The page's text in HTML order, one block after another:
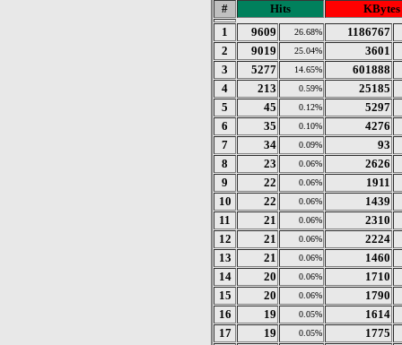
# Hits
KBytes
1
9609 26.68%
1186767
2
9019 25.04%
3601
3
5277 14.65%
601888
4
213 0.59%
25185
5
45 0.12%
5297
6
35 0.10%
4276
7
34 0.09%
93
8
23 0.06%
2626
9
22 0.06%
1911
10
22 0.06%
1439
11
21 0.06%
2310
12
21 0.06%
2224
13
21 0.06%
1460
14
20 0.06%
1710
15
20 0.06%
1790
16
19 0.05%
1614
17
19 0.05%
1775